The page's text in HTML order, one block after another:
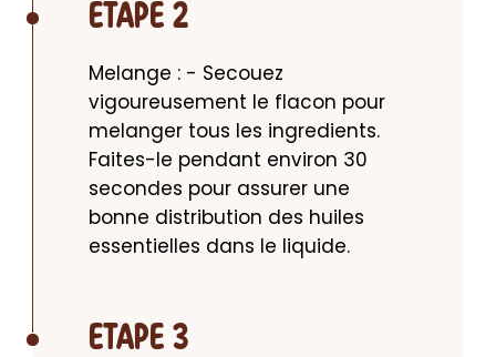
ETAPE 2
Melange : - Secouez
vigoureusement le flacon pour
melanger tous les ingredients.
Faites-le pendant environ 30
secondes pour assurer une
bonne distribution des huiles
essentielles dans le liquide.
ETAPE 3